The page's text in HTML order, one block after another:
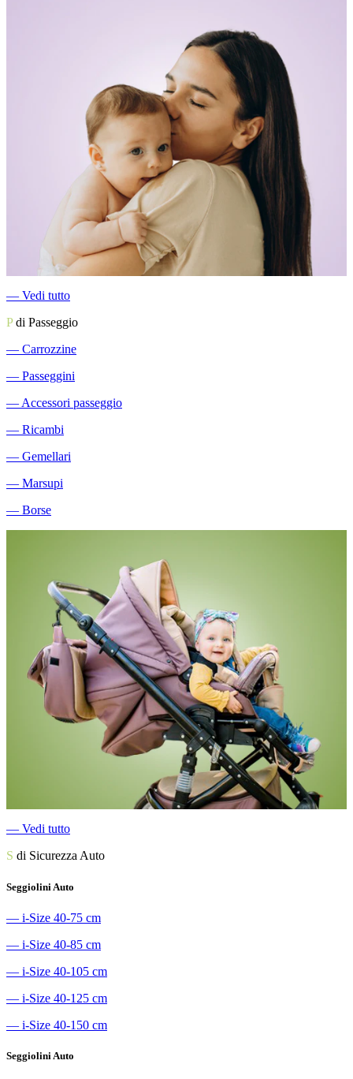
― Vedi tutto
Pdi Passeggio
― Carrozzine
― Passeggini
― Accessori passeggio
― Ricambi
― Gemellari
― Marsupi
― Borse
― Vedi tutto
S di Sicurezza Auto
Seggiolini Auto
― i-Size 40-75 cm
― i-Size 40-85 cm
― i-Size 40-105 cm
― i-Size 40-125 cm
― i-Size 40-150 cm
Seggiolini Auto